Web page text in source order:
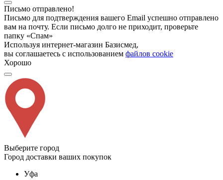
Письмо отправлено!
Письмо для подтверждения вашего Email успешно отправлено
вам на почту. Если письмо долго не приходит, проверьте
папку «Спам»
Используя интернет-магазин Базисмед,
вы соглашаетесь с использованием файлов cookie
Хорошо
Выберите город
Город доставки ваших покупок
Уфа